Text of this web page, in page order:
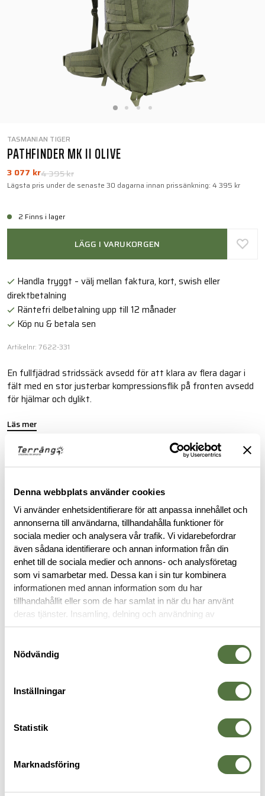
Denna webbplats använder cookies
Vi använder enhetsidentifierare för att anpassa innehållet och
annonserna till användarna, tillhandahålla funktioner för
sociala medier och analysera vår trafik. Vi vidarebefordrar
även sådana identifierare och annan information från din
enhet till de sociala medier och annons- och analysföretag
som vi samarbetar med. Dessa kan i sin tur kombinera
informationen med annan information som du har
tillhandahållit eller som de har samlat in när du har använt
deras tjänster. Insamling, delning och användning av
personuppgifter kan användas för personalisering av
Nödvändig
Inställningar
Statistik
Marknadsföring
TASMANIAN TIGER
PATHFINDER MK II OLIVE
4 395 kr
3 077 kr
Lägsta pris under de senaste 30 dagarna innan prissänkning: 4 395 kr
2 Finns i lager
LÄGG I VARUKORGEN
Handla tryggt – välj mellan faktura, kort, swish eller
direktbetalning
Räntefri delbetalning upp till 12 månader
Köp nu & betala sen
Artikelnr: 7622-331
En fullfjädrad stridssäck avsedd för att klara av flera dagar i
fält med en stor justerbar kompressionsflik på fronten avsedd
för hjälmar och dylikt.
Läs mer
SPECIFIKATIONER
RECENSIONER
OM VARUMÄRKET
TASMANIAN TIGER SNIGEL